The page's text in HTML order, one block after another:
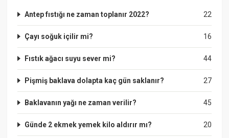
22
Antep fıstığı ne zaman toplanır 2022?
16
Çayı soğuk içilir mi?
44
Fıstık ağacı suyu sever mi?
27
Pişmiş baklava dolapta kaç gün saklanır?
45
Baklavanın yağı ne zaman verilir?
20
Günde 2 ekmek yemek kilo aldırır mı?